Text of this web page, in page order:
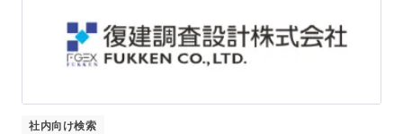
社内向け検索